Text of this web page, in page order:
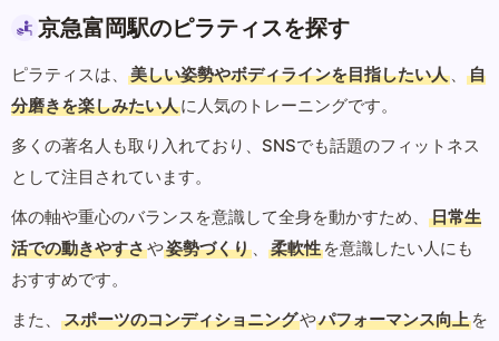
京急富岡駅のピラティスを探す
ピラティスは、 美しい姿勢やボディラインを目指したい人 、
自
分磨きを楽しみたい人に人気のトレーニングです。
多くの著名人も取り入れており、SNSでも話題のフィットネス
として注目されています。
体の軸や重心のバランスを意識して全身を動かすため、
日常生
活での動きやすさや姿勢づくり 、 柔軟性 を意識したい人にも
おすすめです。
また、
スポーツのコンディショニングやパフォーマンス向上 を